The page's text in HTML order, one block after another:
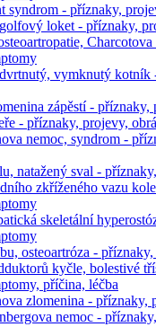
syndrom - příznaky,
loket - příznaky,
vymknutý kotník
zápěstí -
- příznaky, projevy,
nemoc, syndrom -
natažený sval -
zkříženého vazu
skeletální
osteoartróza -
kyčle, bolestivé
příčina, léčba
zlomenina - příznaky,
nemoc -